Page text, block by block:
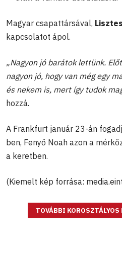
Magyar csapattársával,
kapcsolatot ápol.
„Nagyon jó barátok lettünk.
nagyon jó, hogy van még egy
és nekem is, mert így tudok
hozzá.
A Frankfurt január 23-án
ben, Fenyő Noah azon a
a keretben.
(Kiemelt kép forrása:
TOVÁBBI